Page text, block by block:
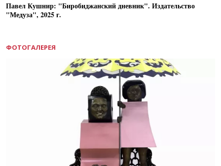
Павел Кушнир: "Биробиджанский дневник". Издательство
"Медуза", 2025 г.
ФОТОГАЛЕРЕЯ